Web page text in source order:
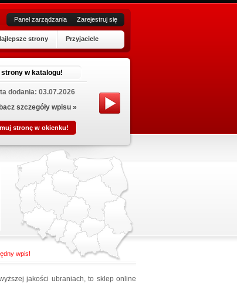
Panel zarządzania Zarejestruj się
strony Przyjaciele
w katalogu!
dodania: 03.07.2026
szczegóły wpisu »
stronę w okienku!
wpis!
jakości ubraniach, to sklep online